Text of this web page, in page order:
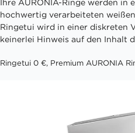
Ihre AURONIA-Ringe werden in
hochwertig verarbeiteten
Ringetui wird in einer diskreten
keinerlei Hinweis auf den Inhalt
Ringetui 0 €, Premium AURONIA